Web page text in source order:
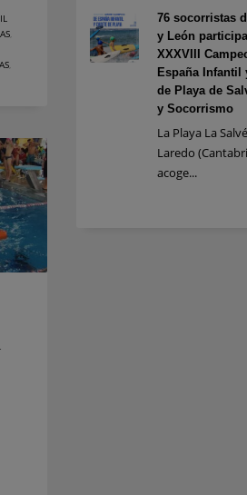
,
,
76 socorristas
y León
XXXVIII
España Infantil
de Playa de
y Socorrismo
La Playa La
Laredo
acoge...